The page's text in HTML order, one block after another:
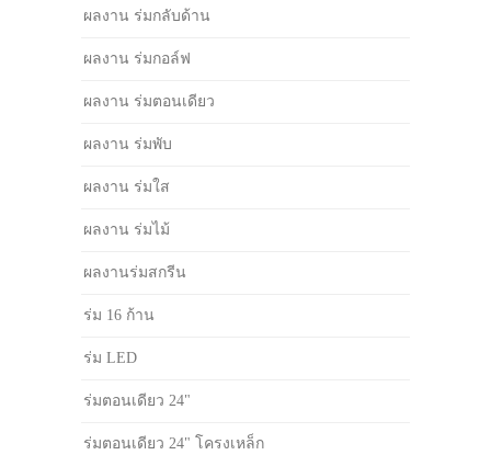
ผลงาน ร่มกลับด้าน
ผลงาน ร่มกอล์ฟ
ผลงาน ร่มตอนเดียว
ผลงาน ร่มพับ
ผลงาน ร่มใส
ผลงาน ร่มไม้
ผลงานร่มสกรีน
ร่ม 16 ก้าน
ร่ม LED
ร่มตอนเดียว 24"
ร่มตอนเดียว 24" โครงเหล็ก